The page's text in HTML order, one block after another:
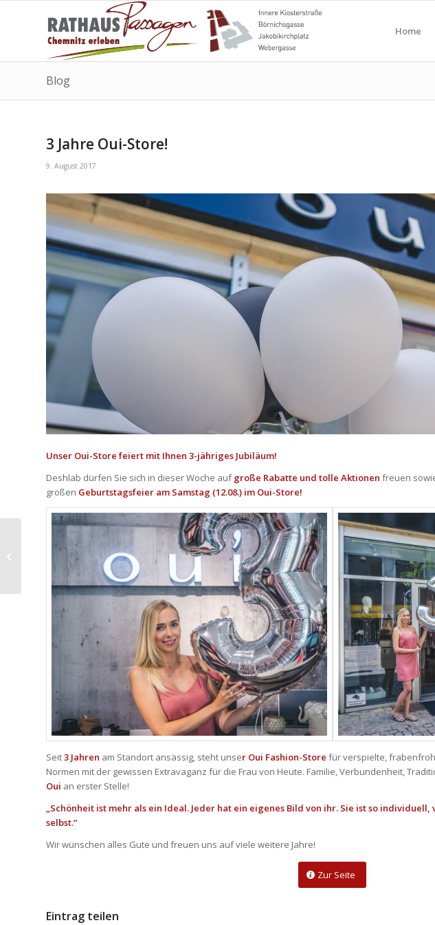
Home
Blog
3 Jahre Oui-Store!
9. August 2017
Unser Oui-Store feiert mit Ihnen 3-jähriges Jubiläum!
Deshlab dürfen Sie sich in dieser Woche aufgroße Rabatte und tolle Aktionen freuen
großen Geburtstagsfeier am Samstag (12.08.) im Oui-Store!
Seit3 Jahren am Standort ansässig, steht unser Oui Fashion-Store für verspielte,
Normen mit der gewissen Extravaganz für die Frau von Heute. Familie, Verbundenheit,
Oui an erster Stelle!
„Schönheit ist mehr als ein Ideal. Jeder hat ein eigenes Bild von ihr. Sie ist so
selbst.“
Wir wünschen alles Gute und freuen uns auf viele weitere Jahre!
Zur Seite
Eintrag teilen
Neueröffnung:
Traumdesigner